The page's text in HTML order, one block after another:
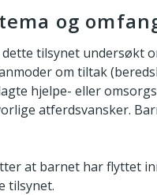
og
dette tilsynet
om tiltak
hjelpe- eller
atferdsvansker.
at barnet har flyttet
tilsynet.